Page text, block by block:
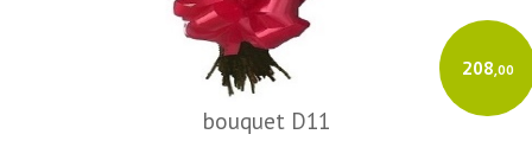
208,00
bouquet D11